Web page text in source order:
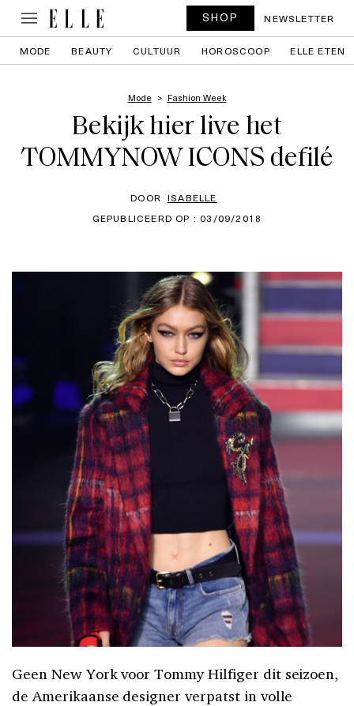
SHOP NEWSLETTER
MODE BEAUTY CULTUUR HOROSCOOP ELLE ETEN
Mode Fashion Week
Bekijk hier live het
TOMMYNOW ICONS defilé
DOOR ISABELLE
GEPUBLICEERD OP : 03/09/2018
Geen New York voor Tommy Hilfiger dit seizoen,
de Amerikaanse designer verpatst in volle